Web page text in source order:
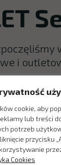
cookie, aby
lub treści
potrzeb
przycisku
Cookies
i